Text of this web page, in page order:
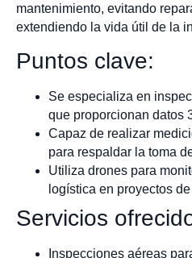
mantenimiento, evitando
extendiendo la vida útil de la
Puntos clave:
Se especializa en
que proporcionan datos
Capaz de realizar
para respaldar la toma
Utiliza drones para
logística en proyectos
Servicios
Inspecciones aéreas